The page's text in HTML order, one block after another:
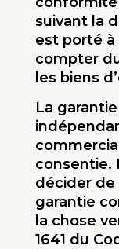
suivant la
est porté
compter
les biens
La
consentie.
décider
garantie
la chose
1641 du